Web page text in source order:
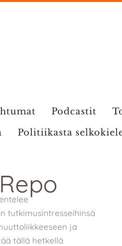
Podcastit
Politiikasta
tutkimusintresseihinsä
ja
tällä hetkellä